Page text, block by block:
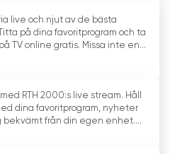
erbjuder kvalitet och
kan tillfredsställa
en bred publik. Den är
stort antal tittare med
program.
online
live och njut av de bästa
på dina favoritprogram och ta
TV online gratis. Missa inte en...
RTH 2000:s live stream. Håll
dina favoritprogram, nyheter
bekvämt från din egen enhet....